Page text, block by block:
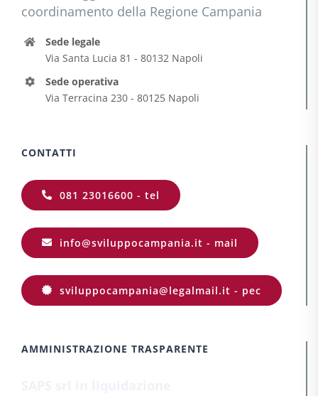
coordinamento della Regione Campania
Sede legale
Via Santa Lucia 81 - 80132 Napoli
Sede operativa
Via Terracina 230 - 80125 Napoli
CONTATTI
081 23016600 - tel
info@sviluppocampania.it - mail
sviluppocampania@legalmail.it - pec
AMMINISTRAZIONE TRASPARENTE